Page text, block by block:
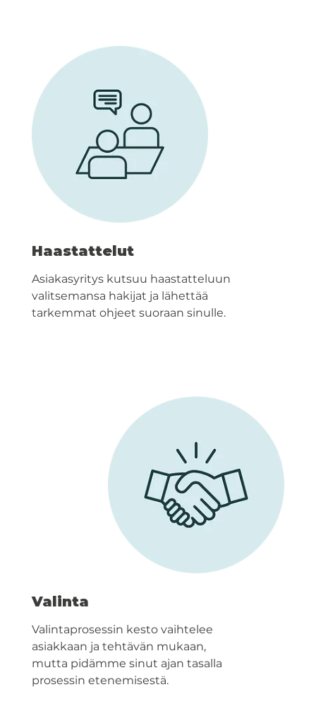
Haastattelut
Asiakasyritys kutsuu haastatteluun
valitsemansa hakijat ja lähettää
tarkemmat ohjeet suoraan sinulle.
Valinta
Valintaprosessin kesto vaihtelee
asiakkaan ja tehtävän mukaan,
mutta pidämme sinut ajan tasalla
prosessin etenemisestä.